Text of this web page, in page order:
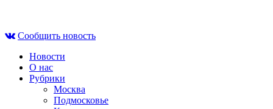
contentСообщить новость
Новости
О нас
Рубрики
Москва
Подмосковье